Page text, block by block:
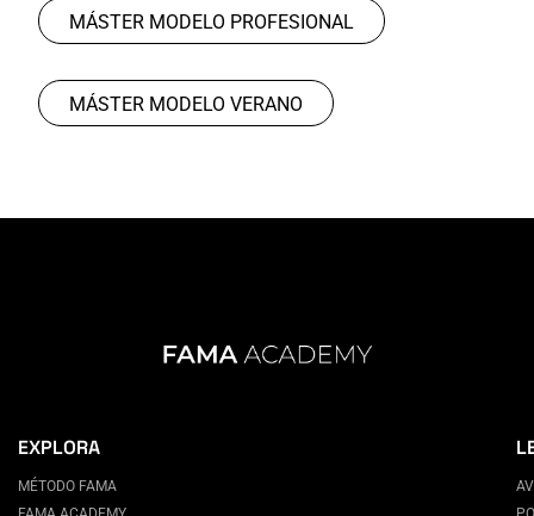
MÁSTER MODELO PROFESIONAL
MÁSTER MODELO VERANO
EXPLORA
MÉTODO FAMA